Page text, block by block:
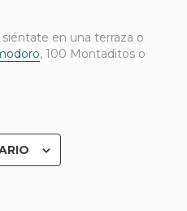
siéntate en una terraza o
, 100 Montaditos o